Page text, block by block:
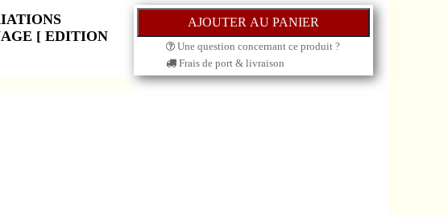
[ EDITION
Une question concernant ce produit ?
Frais de port & livraison